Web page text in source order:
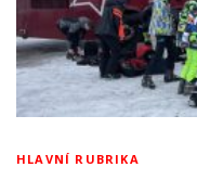
HLAVNÍ RUBRIKA